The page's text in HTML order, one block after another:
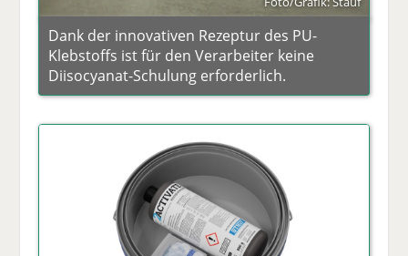
Dank der innovativen Rezeptur des PU-
Klebstoffs ist für den Verarbeiter keine
Diisocyanat-Schulung erforderlich.